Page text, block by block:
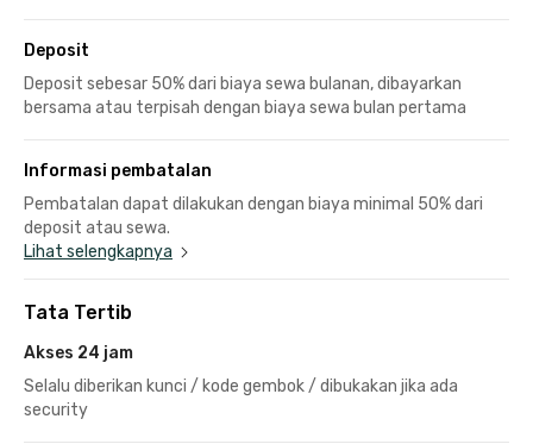
Deposit
Deposit sebesar 50% dari biaya sewa bulanan, dibayarkan
bersama atau terpisah dengan biaya sewa bulan pertama
Informasi pembatalan
Pembatalan dapat dilakukan dengan biaya minimal 50% dari
deposit atau sewa.
Lihat selengkapnya
Tata Tertib
Akses 24 jam
Selalu diberikan kunci / kode gembok / dibukakan jika ada
security